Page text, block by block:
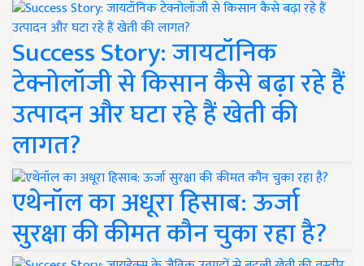
Success Story: जायटॉनिक
टेक्नोलॉजी से किसान कैसे बढ़ा रहे हैं
उत्पादन और घटा रहे हैं खेती की
लागत?
एथेनॉल का अधूरा हिसाब: ऊर्जा
सुरक्षा की कीमत कौन चुका रहा है?